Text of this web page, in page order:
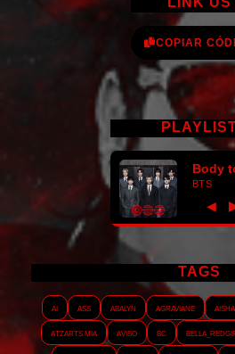
COPIAR
Body
BTS
◀
TAGS
AI ASS Abalyn Agraviane Aisha
Atzarts Mia
Aviso BC